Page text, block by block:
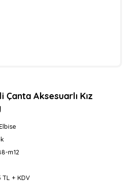
Aksesuarlı Kız
m12
TL + KDV